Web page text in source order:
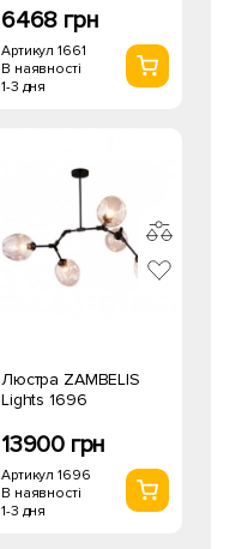
6468 грн
Артикул 1661
В наявності
1-3 дня
Люстра ZAMBELIS
Lights 1696
13900 грн
Артикул 1696
В наявності
1-3 дня